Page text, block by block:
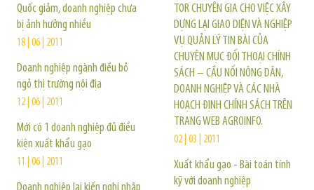
Quốc giảm, doanh nghiệp chưa
bị ảnh hưởng nhiều
18 | 06 | 2011
Doanh nghiệp ngành điều bỏ
ngỏ thị trường nội địa
12 | 06 | 2011
Mới có 1 doanh nghiệp đủ điều
kiện xuất khẩu gạo
11 | 06 | 2011
TOR CHUYÊN GIA CHO VIỆC XÂY
DỰNG LẠI GIAO DIỆN VÀ NGHIỆP
VỤ QUẢN LÝ TIN BÀI CỦA
CHUYÊN MỤC ĐỐI THOẠI CHÍNH
SÁCH – CẦU NỐI NÔNG DÂN,
DOANH NGHIỆP VÀ CÁC NHÀ
HOẠCH ĐỊNH CHÍNH SÁCH TRÊN
TRANG WEB AGROINFO.
02 | 03 | 2011
Xuất khẩu gạo - Bài toán tính
kỹ với doanh nghiệp